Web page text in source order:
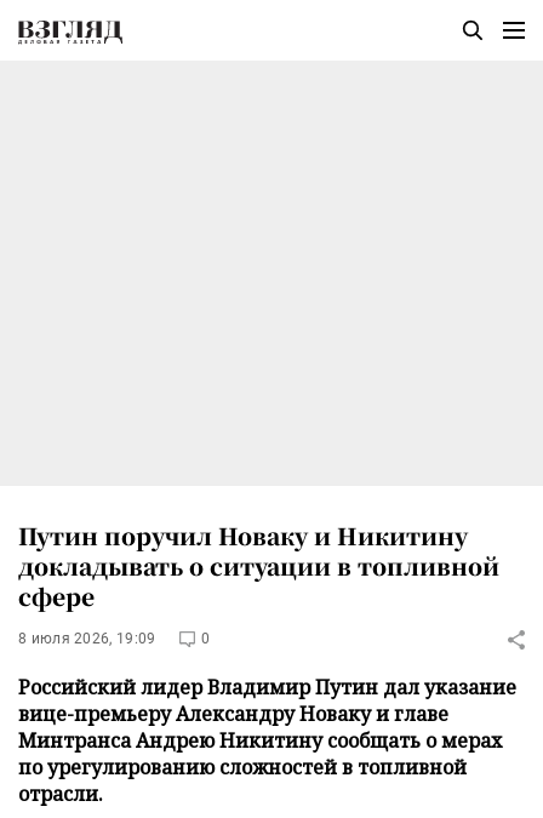
Путин поручил Новаку и Никитину
докладывать о ситуации в топливной
сфере
8 июля 2026, 19:09 0
Российский лидер Владимир Путин дал указание
вице-премьеру Александру Новаку и главе
Минтранса Андрею Никитину сообщать о мерах
по урегулированию сложностей в топливной
отрасли.